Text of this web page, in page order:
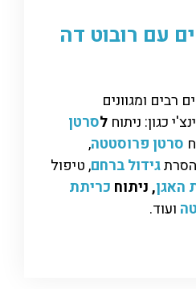
עם רובוט דה
רבים ומגוונים
כגון: ניתוח לסרטן
סרטן פרוסטטה,
גידול ברחם,טיפול
האגן, ניתוח כריתת
ועוד.